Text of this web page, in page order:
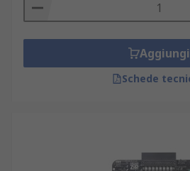
Aggiungi
Schede